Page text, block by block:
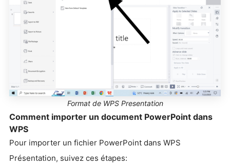
Format de WPS Presentation
Comment importer un document PowerPoint dans
WPS
Pour importer un fichier PowerPoint dans WPS
Présentation, suivez ces étapes: